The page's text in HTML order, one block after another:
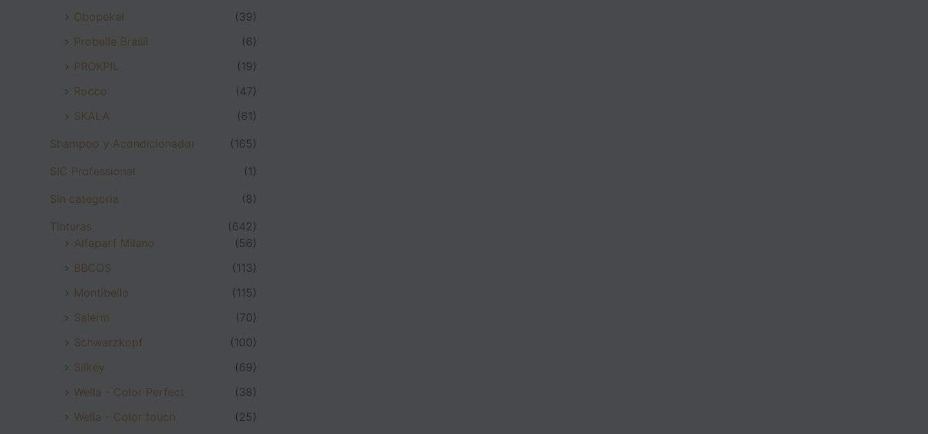
Obopekal
(39)
Probelle Brasil
(6)
PROKPIL
(19)
Rocco
(47)
SKALA
(61)
Shampoo y Acondicionador
(165)
SIC Professional
(1)
Sin categoria
(8)
Tinturas
(642)
Alfaparf Milano
(56)
BBCOS
(113)
Montibello
(115)
Salerm
(70)
Schwarzkopf
(100)
Silkey
(69)
Wella - Color Perfect
(38)
Wella - Color touch
(25)